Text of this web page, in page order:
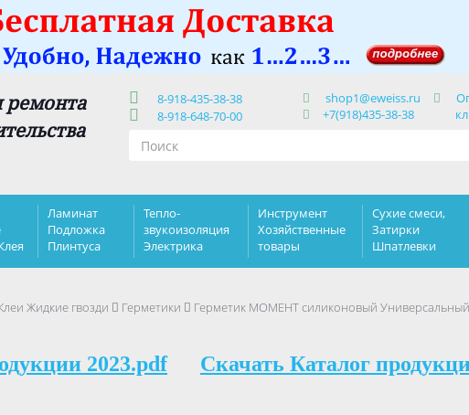
ремонта
8-918-435-38-38
8-918-648-70-00
shop1@eweiss.ru
+7(918)435-38-38
Ламинат
Подложка
Плинтуса
Тепло-
звукоизоляция
Электрика
Инструмент
Хозяйственные
товары
Сухие смеси,
Затирки
Шпатлевки
Жидкие гвозди Герметики Герметик МОМЕНТ силиконовый
2023.pdf Скачать Каталог